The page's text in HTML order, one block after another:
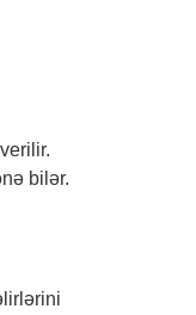
bilər.